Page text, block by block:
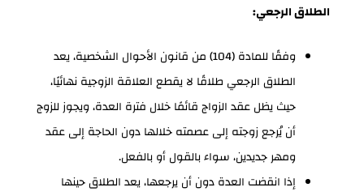
الطلاق الرجعي:
وفقًا للمادة (104) من قانون الأحوال الشخصية، يعد
الطلاق الرجعي طلاقًا لا يقطع العلاقة الزوجية نهائيًا،
حيث يظل عقد الزواج قائمًا خلال فترة العدة، ويجوز للزوج
أن يُرجع زوجته إلى عصمته خلالها دون الحاجة إلى عقد
ومهر جديدين، سواء بالقول أو بالفعل.
إذا انقضت العدة دون أن يرجعها، يعد الطلاق حينها